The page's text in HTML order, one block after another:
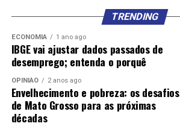
TRENDING
ECONOMIA 1 ano ago
IBGE vai ajustar dados passados de
desemprego; entenda o porquê
OPINIÃO 2 anos ago
Envelhecimento e pobreza: os desafios
de Mato Grosso para as próximas
décadas